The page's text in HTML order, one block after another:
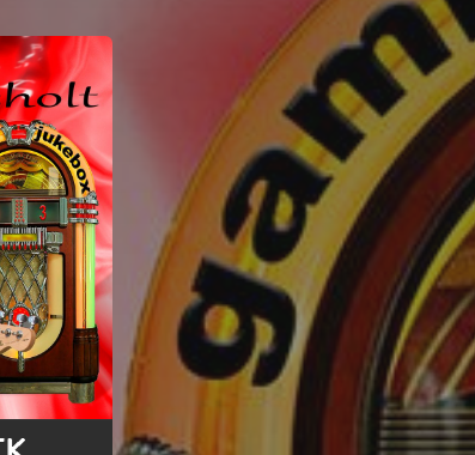
Der er intet der kan få mig til at glemme dig